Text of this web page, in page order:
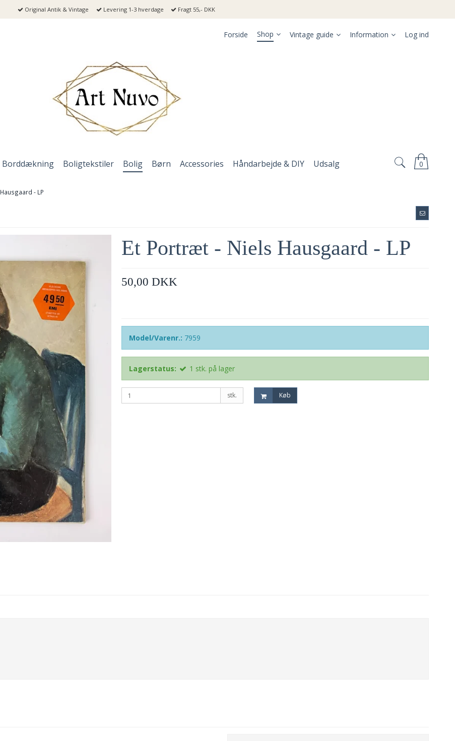
Original Antik & Vintage Levering 1-3 hverdage Fragt 55,- DKK
Forside Shop Vintage guide Information Log ind
0
Borddækning Boligtekstiler Bolig Børn Accessories Håndarbejde & DIY Udsalg
- LP
Et Portræt - Niels Hausgaard - LP
50,00 DKK
Model/Varenr.: 7959
Lagerstatus: 1 stk. på lager
stk. Køb